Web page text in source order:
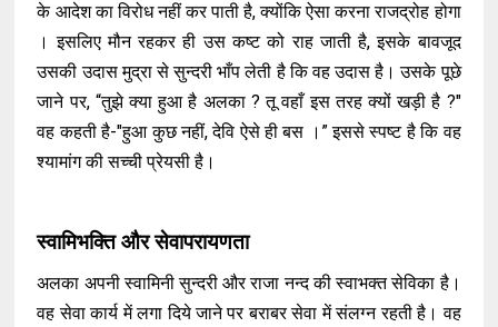
के आदेश का विरोध नहीं कर पाती है, क्योंकि ऐसा करना राजद्रोह होगा
। इसलिए मौन रहकर ही उस कष्ट को राह जाती है, इसके बावजूद
उसकी उदास मुद्रा से सुन्दरी भाँप लेती है कि वह उदास है। उसके पूछे
जाने पर, “तुझे क्या हुआ है अलका ? तू वहाँ इस तरह क्यों खड़ी है ?"
वह कहती है-"हुआ कुछ नहीं, देवि ऐसे ही बस ।” इससे स्पष्ट है कि वह
श्यामांग की सच्ची प्रेयसी है।
स्वामिभक्ति और सेवापरायणता
अलका अपनी स्वामिनी सुन्दरी और राजा नन्द की स्वाभक्त सेविका है।
वह सेवा कार्य में लगा दिये जाने पर बराबर सेवा में संलग्न रहती है। वह